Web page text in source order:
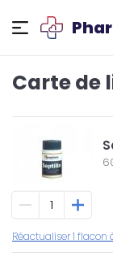
Carte de
Réactualiser 1